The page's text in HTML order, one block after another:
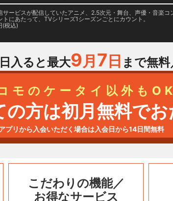
ービスが配信していたアニメ、2.5次元・舞台、声優・音楽
にあたって、TVシリーズ1シーズンごとにカウント。
(税込)
入ると最大9月 7 日 まで無料
モのケータイ以外もOK
の方は初月無料でお
プリから入会いただく場合は入会日から14日間無料
こだわりの機能／
お得なサービス